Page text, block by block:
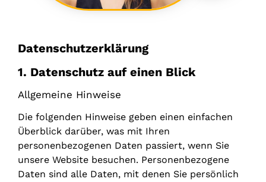
Datenschutzerklärung
1. Datenschutz auf einen Blick
Allgemeine Hinweise
Die folgenden Hinweise geben einen einfachen
Überblick darüber, was mit Ihren
personenbezogenen Daten passiert, wenn Sie
unsere Website besuchen. Personenbezogene
Daten sind alle Daten, mit denen Sie persönlich